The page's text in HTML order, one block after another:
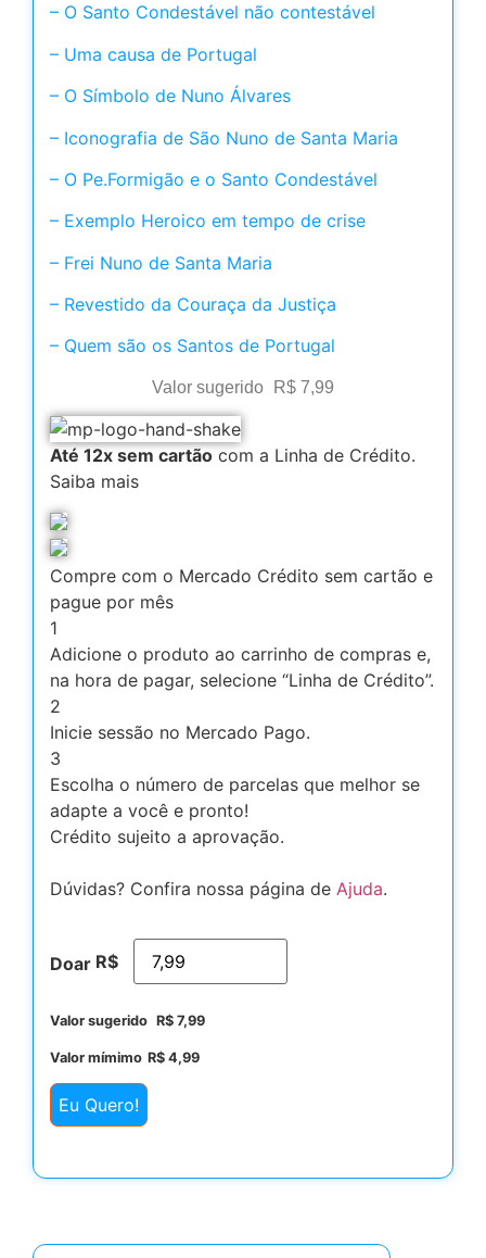
– O Santo Condestável não contestável
– Uma causa de Portugal
– O Símbolo de Nuno Álvares
– Iconografia de São Nuno de Santa Maria
– O Pe.Formigão e o Santo Condestável
– Exemplo Heroico em tempo de crise
– Frei Nuno de Santa Maria
– Revestido da Couraça da Justiça
– Quem são os Santos de Portugal
Valor sugerido R$ 7,99
Até 12x sem cartão com a Linha de Crédito.
Saiba mais
Compre com o Mercado Crédito sem cartão e
pague por mês
1
Adicione o produto ao carrinho de compras e,
na hora de pagar, selecione “Linha de Crédito”.
2
Inicie sessão no Mercado Pago.
3
Escolha o número de parcelas que melhor se
adapte a você e pronto!
Crédito sujeito a aprovação.
Dúvidas? Confira nossa página de Ajuda.
Doar R$
Valor sugerido R$ 7,99
Valor mímimo R$ 4,99
Eu Quero!